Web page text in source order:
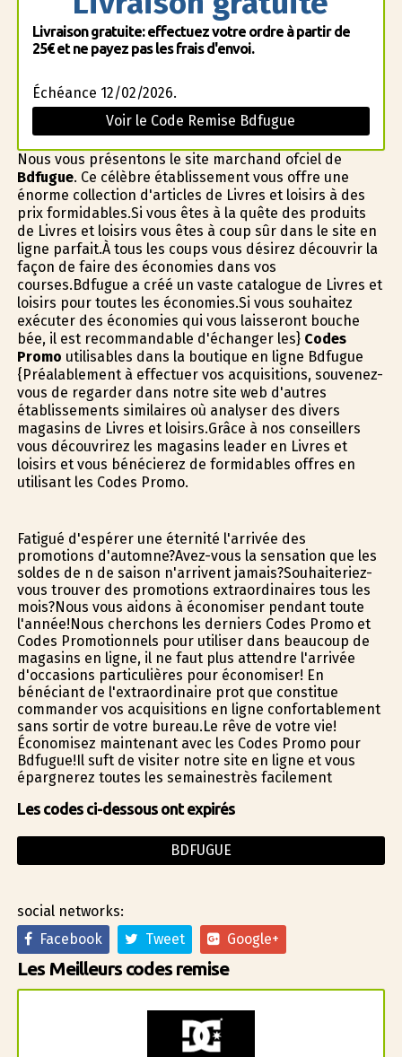
Livraison gratuite: effectuez votre ordre à partir de
25€ et ne payez pas les frais d'envoi.
Échéance 12/02/2026.
Voir le Code Remise Bdfugue
Nous vous présentons le site marchand officiel de
Bdfugue. Ce célèbre établissement vous offre une
énorme collection d'articles de Livres et loisirs à des
prix formidables.Si vous êtes à la quête des produits
de Livres et loisirs vous êtes à coup sûr dans le site en
ligne parfait.À tous les coups vous désirez découvrir la
façon de faire des économies dans vos
courses.Bdfugue a créé un vaste catalogue de Livres et
loisirs pour toutes les économies.Si vous souhaitez
exécuter des économies qui vous laisseront bouche
bée, il est recommandable d'échanger les} Codes
Promo utilisables dans la boutique en ligne Bdfugue
{Préalablement à effectuer vos acquisitions, souvenez-
vous de regarder dans notre site web d'autres
établissements similaires où analyser des divers
magasins de Livres et loisirs.Grâce à nos conseillers
vous découvrirez les magasins leader en Livres et
loisirs et vous bénéficierez de formidables offres en
utilisant les Codes Promo.
Fatigué d'espérer une éternité l'arrivée des
promotions d'automne?Avez-vous la sensation que les
soldes de fin de saison n'arrivent jamais?Souhaiteriez-
vous trouver des promotions extraordinaires tous les
mois?Nous vous aidons à économiser pendant toute
l'année!Nous cherchons les derniers Codes Promo et
Codes Promotionnels pour utiliser dans beaucoup de
magasins en ligne, il ne faut plus attendre l'arrivée
d'occasions particulières pour économiser! En
bénéficiant de l'extraordinaire profit que constitue
commander vos acquisitions en ligne confortablement
sans sortir de votre bureau.Le rêve de votre vie!
Économisez maintenant avec les Codes Promo pour
Bdfugue!Il suffit de visiter notre site en ligne et vous
épargnerez toutes les semainestrès facilement
Les codes ci-dessous ont expirés
BDFUGUE
social networks:
Facebook
Tweet Google+
Les Meilleurs codes remise